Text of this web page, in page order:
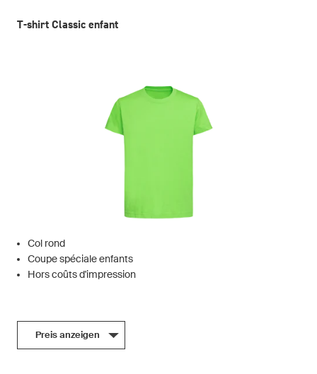
T-shirt Classic enfant
Col rond
Coupe spéciale enfants
Hors coûts d'impression
Preis anzeigen